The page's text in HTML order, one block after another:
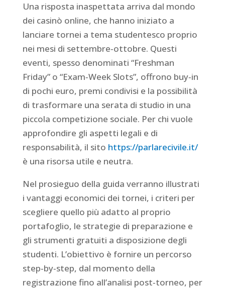
Una risposta inaspettata arriva dal mondo
dei casinò online, che hanno iniziato a
lanciare tornei a tema studentesco proprio
nei mesi di settembre‑ottobre. Questi
eventi, spesso denominati “Freshman
Friday” o “Exam‑Week Slots”, offrono buy‑in
di pochi euro, premi condivisi e la possibilità
di trasformare una serata di studio in una
piccola competizione sociale. Per chi vuole
approfondire gli aspetti legali e di
responsabilità, il sito https://parlarecivile.it/
è una risorsa utile e neutra.
Nel prosieguo della guida verranno illustrati
i vantaggi economici dei tornei, i criteri per
scegliere quello più adatto al proprio
portafoglio, le strategie di preparazione e
gli strumenti gratuiti a disposizione degli
studenti. L’obiettivo è fornire un percorso
step‑by‑step, dal momento della
registrazione fino all’analisi post‑torneo, per